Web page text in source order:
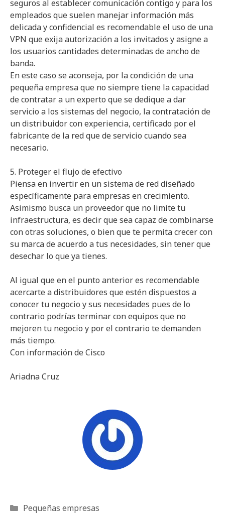
seguros al establecer comunicación contigo y para los
empleados que suelen manejar información más
delicada y confidencial es recomendable el uso de una
VPN que exija autorización a los invitados y asigne a
los usuarios cantidades determinadas de ancho de
banda.
En este caso se aconseja, por la condición de una
pequeña empresa que no siempre tiene la capacidad
de contratar a un experto que se dedique a dar
servicio a los sistemas del negocio, la contratación de
un distribuidor con experiencia, certificado por el
fabricante de la red que de servicio cuando sea
necesario.
5. Proteger el flujo de efectivo
Piensa en invertir en un sistema de red diseñado
específicamente para empresas en crecimiento.
Asimismo busca un proveedor que no limite tu
infraestructura, es decir que sea capaz de combinarse
con otras soluciones, o bien que te permita crecer con
su marca de acuerdo a tus necesidades, sin tener que
desechar lo que ya tienes.
Al igual que en el punto anterior es recomendable
acercarte a distribuidores que estén dispuestos a
conocer tu negocio y sus necesidades pues de lo
contrario podrías terminar con equipos que no
mejoren tu negocio y por el contrario te demanden
más tiempo.
Con información de Cisco
Ariadna Cruz
Categorías
Pequeñas empresas